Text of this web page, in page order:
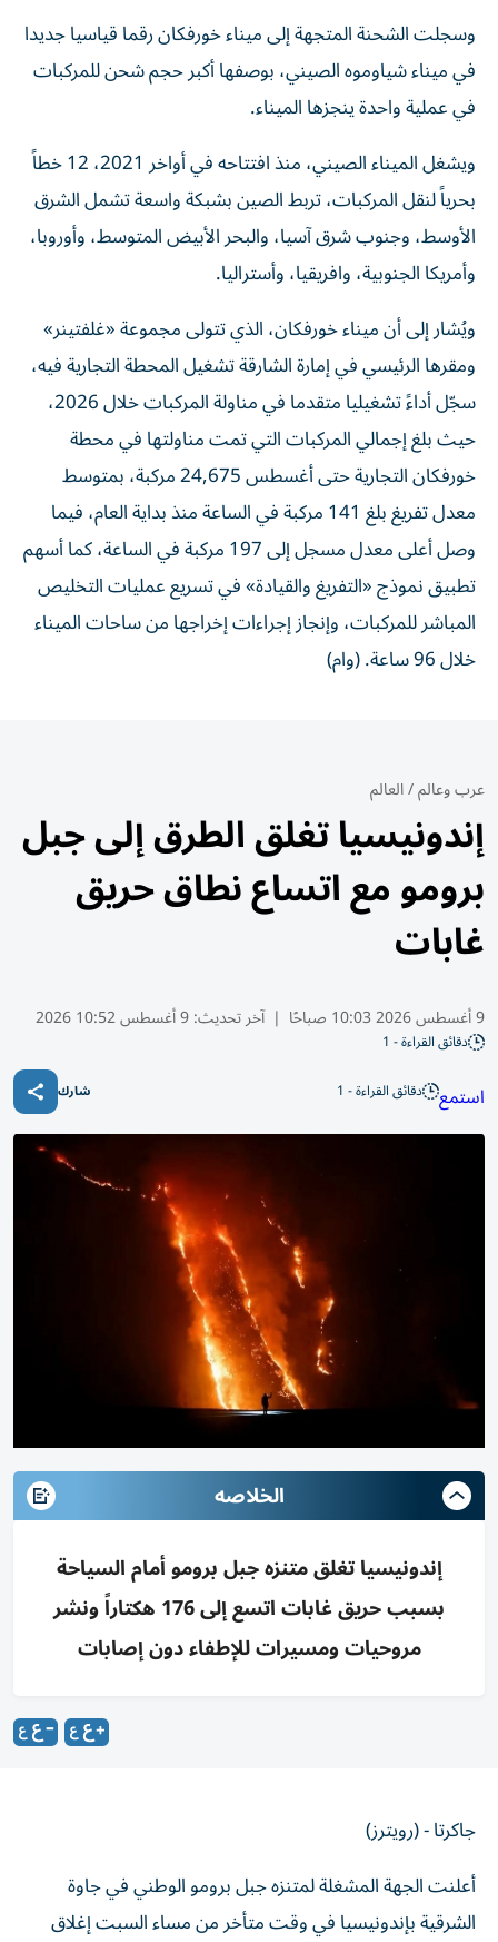
وسجلت الشحنة المتجهة إلى ميناء خورفكان رقما قياسيا جديدا
في ميناء شياوموه الصيني، بوصفها أكبر حجم شحن للمركبات
في عملية واحدة ينجزها الميناء.
ويشغل الميناء الصيني، منذ افتتاحه في أواخر 2021، 12 خطاً
بحرياً لنقل المركبات، تربط الصين بشبكة واسعة تشمل الشرق
الأوسط، وجنوب شرق آسيا، والبحر الأبيض المتوسط، وأوروبا،
وأمريكا الجنوبية، وافريقيا، وأستراليا.
ويُشار إلى أن ميناء خورفكان، الذي تتولى مجموعة «غلفتينر»
ومقرها الرئيسي في إمارة الشارقة تشغيل المحطة التجارية فيه،
سجّل أداءً تشغيليا متقدما في مناولة المركبات خلال 2026،
حيث بلغ إجمالي المركبات التي تمت مناولتها في محطة
خورفكان التجارية حتى أغسطس 24,675 مركبة، بمتوسط
معدل تفريغ بلغ 141 مركبة في الساعة منذ بداية العام، فيما
وصل أعلى معدل مسجل إلى 197 مركبة في الساعة، كما أسهم
تطبيق نموذج «التفريغ والقيادة» في تسريع عمليات التخليص
المباشر للمركبات، وإنجاز إجراءات إخراجها من ساحات الميناء
خلال 96 ساعة. (وام)
عرب وعالم/العالم
إندونيسيا تغلق الطرق إلى جبل
برومو مع اتساع نطاق حريق
غابات
9 أغسطس 2026 10:03 صباحًا | آخر تحديث:9 أغسطس 10:52 2026
دقائق القراءة - 1
استمع دقائق القراءة - 1 شارك
الخلاصه
إندونيسيا تغلق متنزه جبل برومو أمام السياحة
بسبب حريق غابات اتسع إلى 176 هكتاراً ونشر
مروحيات ومسيرات للإطفاء دون إصابات
أعلنت الجهة المشغلة لمتنزه جبل برومو الوطني في جاوة
الشرقية بإندونيسيا ‌في وقت متأخر من مساء السبت إغلاق